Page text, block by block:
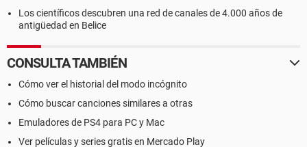
Los científicos descubren una red de canales de 4.000 años de
antigüedad en Belice
CONSULTA TAMBIÉN
Cómo ver el historial del modo incógnito
Cómo buscar canciones similares a otras
Emuladores de PS4 para PC y Mac
Ver películas y series gratis en Mercado Play